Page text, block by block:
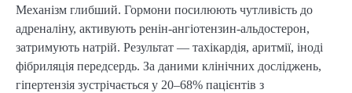
Механізм глибший. Гормони посилюють чутливість до
адреналіну, активують ренін-ангіотензин-альдостерон,
затримують натрій. Результат — тахікардія, аритмії, іноді
фібриляція передсердь. За даними клінічних досліджень,
гіпертензія зустрічається у 20–68% пацієнтів з